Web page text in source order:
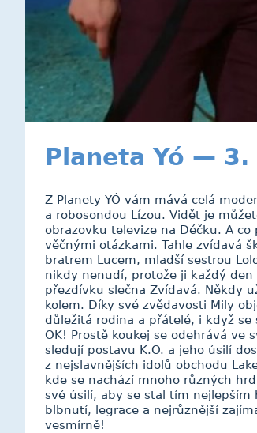
Planeta Yó —
Z Planety YÓ vám mává celá
a robosondou Lízou. Vidět je
obrazovku televize na Déčku. A
věčnými otázkami. Tahle zvídavá
bratrem Lucem, mladší sestrou
nikdy nenudí, protože ji každý
přezdívku slečna Zvídavá. Někdy
kolem. Díky své zvědavosti Mily
důležitá rodina a přátelé, i když
OK! Prostě koukej se odehrává ve
sledují postavu K.O. a jeho úsilí
z nejslavnějších idolů obchodu
kde se nachází mnoho různých
své úsilí, aby se stal tím
blbnutí, legrace a nejrůznější
vesmírně!